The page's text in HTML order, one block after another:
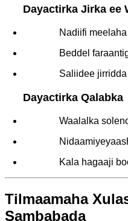
Dayactirka Jirka ee
Nadiifi
Beddel
Saliidee jirridda
Dayactirka Qalabka
Waalalka
Kala hagaaji
Tilmaamaha
Sambabada